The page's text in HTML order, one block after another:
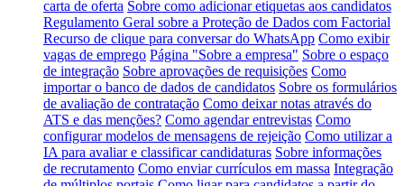
carta de oferta Sobre como adicionar etiquetas aos candidatos
Regulamento Geral sobre a Proteção de Dados com Factorial
Recurso de clique para conversar do WhatsApp Como exibir
vagas de emprego Página "Sobre a empresa" Sobre o espaço
de integração Sobre aprovações de requisições Como
importar o banco de dados de candidatos Sobre os formulários
de avaliação de contratação Como deixar notas através do
ATS e das menções? Como agendar entrevistas Como
configurar modelos de mensagens de rejeição Como utilizar a
IA para avaliar e classificar candidaturas Sobre informações
de recrutamento Como enviar currículos em massa Integração